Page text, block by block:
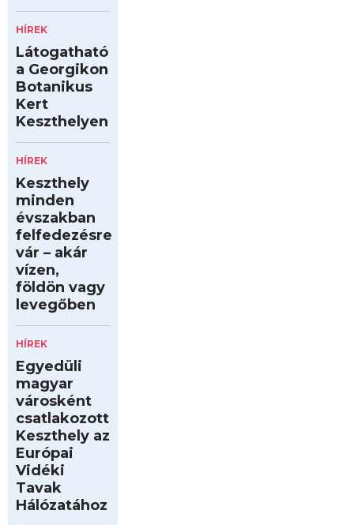
HÍREK
Látogatható
a Georgikon
Botanikus
Kert
Keszthelyen
HÍREK
Keszthely
minden
évszakban
felfedezésre
vár – akár
vízen,
földön vagy
levegőben
HÍREK
Egyedüli
magyar
városként
csatlakozott
Keszthely az
Európai
Vidéki
Tavak
Hálózatához